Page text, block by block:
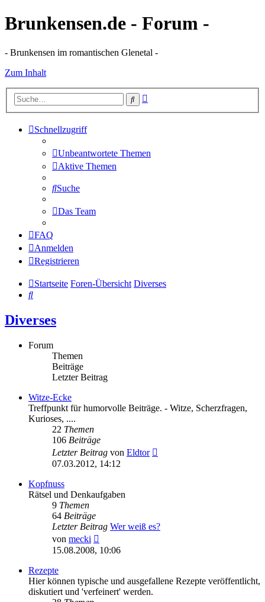
Brunkensen.de - Forum -
- Brunkensen im romantischen Glenetal -
Zum Inhalt
Suche
Schnellzugriff
Unbeantwortete Themen
Aktive Themen
Suche
Das Team
FAQ
Anmelden
Registrieren
Startseite Foren-Übersicht Diverses
Suche
Diverses
Forum
Themen
Beiträge
Letzter Beitrag
Witze-Ecke
Treffpunkt für humorvolle Beiträge. - Witze, Scherzfragen,
Kurioses, ....
22 Themen
106 Beiträge
Letzter Beitrag von Eldtor
07.03.2012, 14:12
Kopfnuss
Rätsel und Denkaufgaben
9 Themen
64 Beiträge
Letzter Beitrag Wer weiß es?
von mecki
Beitrag
15.08.2008, 10:06
Rezepte
Hier können typische und ausgefallene Rezepte veröffentlicht,
diskutiert und 'verfeinert' werden.